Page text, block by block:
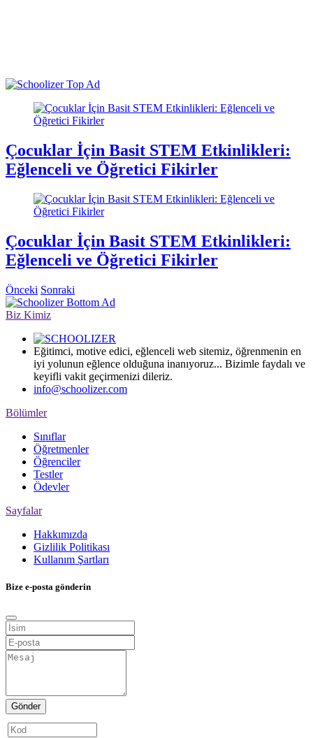
Çocuklar İçin Basit STEM Etkinlikleri:
Eğlenceli ve Öğretici Fikirler
Çocuklar İçin Basit STEM Etkinlikleri:
Eğlenceli ve Öğretici Fikirler
Önceki Sonraki
Biz Kimiz
Eğitimci, motive edici, eğlenceli web sitemiz, öğrenmenin en
iyi yolunun eğlence olduğuna inanıyoruz... Bizimle faydalı ve
keyifli vakit geçirmenizi dileriz.
info@schoolizer.com
Bölümler
Sınıflar
Öğretmenler
Öğrenciler
Testler
Ödevler
Sayfalar
Hakkımızda
Gizlilik Politikası
Kullanım Şartları
Bize e-posta gönderin
Gönder